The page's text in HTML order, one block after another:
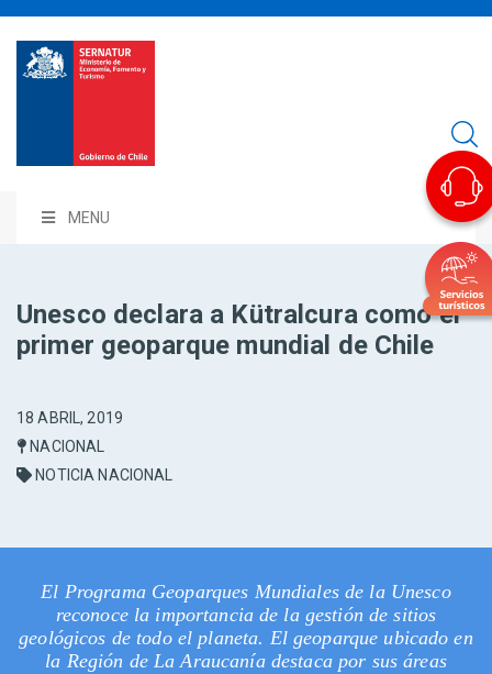
MENU
Unesco declara a Kütralcura como el
primer geoparque mundial de Chile
18 ABRIL, 2019
NACIONAL
NOTICIA NACIONAL
El Programa Geoparques Mundiales de la Unesco
reconoce la importancia de la gestión de sitios
geológicos de todo el planeta. El geoparque ubicado en
la Región de La Araucanía destaca por sus áreas